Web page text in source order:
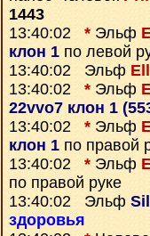
1443
13:40:02 * Эльф
клон 1 по левой
13:40:02 Эльф
13:40:02 * Эльф
22vvo7 клон 1
13:40:02 * Эльф
клон 1 по правой
13:40:02 * Эльф
по правой руке
13:40:02 Эльф
здоровья